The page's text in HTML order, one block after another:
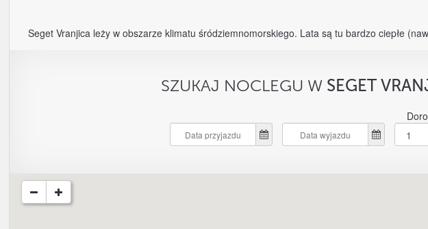
Seget Vranjica leży w obszarze klimatu śródziemnomorskiego. Lata są tu bardzo ciepłe
SZUKAJ NOCLEGU W SEGET